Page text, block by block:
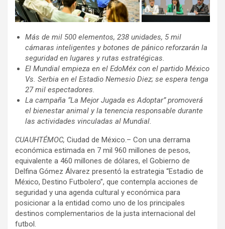
Más de mil 500 elementos, 238 unidades, 5 mil
cámaras inteligentes y botones de pánico reforzarán la
seguridad en lugares y rutas estratégicas.
El Mundial empieza en el EdoMéx con el partido México
Vs. Serbia en el Estadio Nemesio Diez; se espera tenga
27 mil espectadores.
La campaña “La Mejor Jugada es Adoptar” promoverá
el bienestar animal y la tenencia responsable durante
las actividades vinculadas al Mundial.
CUAUHTÉMOC, Ciudad de México.– Con una derrama
económica estimada en 7 mil 960 millones de pesos,
equivalente a 460 millones de dólares, el Gobierno de
Delfina Gómez Álvarez presentó la estrategia “Estadio de
México, Destino Futbolero”, que contempla acciones de
seguridad y una agenda cultural y económica para
posicionar a la entidad como uno de los principales
destinos complementarios de la justa internacional del
futbol.